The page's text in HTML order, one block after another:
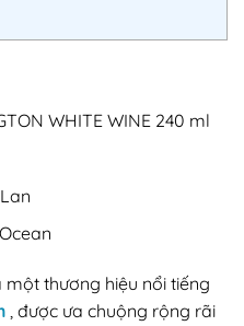
WHITE WINE 240 ml
một thương hiệu nổi tiếng
, được ưa chuộng rộng rãi